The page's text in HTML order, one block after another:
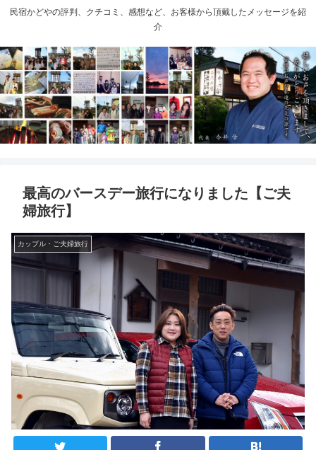
民宿かどやの評判、クチコミ、感想など、お客様から頂戴したメッセージを紹
介
最高のバースデー旅行になりました【ご夫
婦旅行】
カップル・ご夫婦旅行